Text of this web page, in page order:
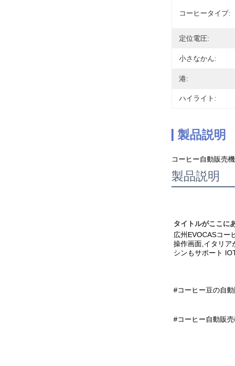
コーヒータイプ:
定位電圧:
小さなかん:
港:
ハイライト:
製品説明
コーヒー自動販売
製品説明
タイトルがここに
広州EVOCASコー
操作画面,イタリア
シンもサポート
#コーヒー豆の自
#コーヒー自動販